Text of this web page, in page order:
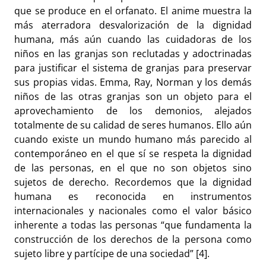
que se produce en el orfanato. El anime muestra la
más aterradora desvalorización de la dignidad
humana, más aún cuando las cuidadoras de los
niños en las granjas son reclutadas y adoctrinadas
para justificar el sistema de granjas para preservar
sus propias vidas. Emma, Ray, Norman y los demás
niños de las otras granjas son un objeto para el
aprovechamiento de los demonios, alejados
totalmente de su calidad de seres humanos. Ello aún
cuando existe un mundo humano más parecido al
contemporáneo en el que sí se respeta la dignidad
de las personas, en el que no son objetos sino
sujetos de derecho. Recordemos que la dignidad
humana es reconocida en instrumentos
internacionales y nacionales como el valor básico
inherente a todas las personas “que fundamenta la
construcción de los derechos de la persona como
sujeto libre y partícipe de una sociedad” [4].